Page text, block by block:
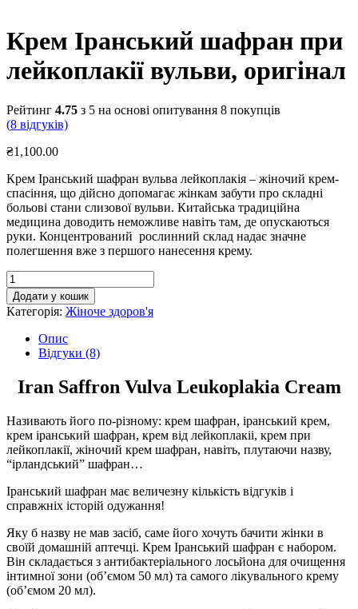
Крем Іранський шафран при
лейкоплакії вульви, оригінал
Рейтинг 4.75 з 5 на основі опитування 8 покупців
(8 відгуків)
₴1,100.00
Крем Іранський шафран вульва лейкоплакія – жіночий крем-
спасіння, що дійсно допомагає жінкам забути про складні
больові стани слизової вульви. Китайська традиційна
медицина доводить неможливе навіть там, де опускаються
руки. Концентрований рослинний склад надає значне
полегшення вже з першого нанесення крему.
Крем
Іранський
шафран
при
лейкоплакії
вульви,
оригінал
кількість
Додати у кошик
Категорія: Жіноче здоров'я
Опис
Відгуки (8)
Iran Saffron Vulva Leukoplakia Cream
Називають його по-різному: крем шафран, іранський крем,
крем іранський шафран, крем від лейкоплакіі, крем при
лейкоплакії, жіночий крем шафран, навіть, плутаючи назву,
“ірландський” шафран…
Іранський шафран має величезну кількість відгуків і
справжніх історій одужання!
Яку б назву не мав засіб, саме його хочуть бачити жінки в
своїй домашній аптечці. Крем Іранський шафран є набором.
Він складається з антибактеріального лосьйона для очищення
інтимної зони (об’ємом 50 мл) та самого лікувального крему
(об’ємом 20 мл).